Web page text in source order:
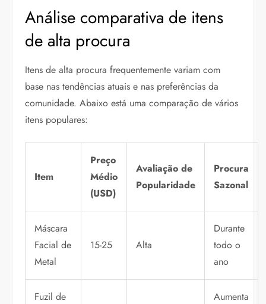
Análise comparativa de itens
de alta procura
Itens de alta procura frequentemente variam com
base nas tendências atuais e nas preferências da
comunidade. Abaixo está uma comparação de vários
itens populares:
Item
Preço
Médio
(USD)
Avaliação de
Popularidade
Procura
Sazonal
Máscara
Facial de
Metal
15-25 Alta
Durante
todo o
ano
Fuzil de
Aumenta